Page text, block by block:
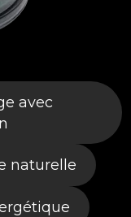
avec
naturelle